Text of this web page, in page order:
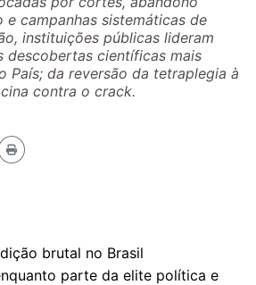
e campanhas sistemáticas de
instituições públicas lideram
descobertas científicas mais
País; da reversão da tetraplegia à
contra o crack.
brutal no Brasil
parte da elite política e